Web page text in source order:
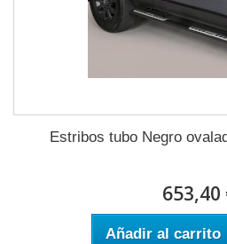
Estribos tubo Negro
653,40
Añadir al carrito